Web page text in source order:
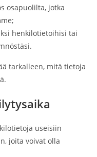
osapuolilta, jotka
henkilötietoihisi tai
tarkalleen, mitä tietoja
useisiin
joita voivat olla